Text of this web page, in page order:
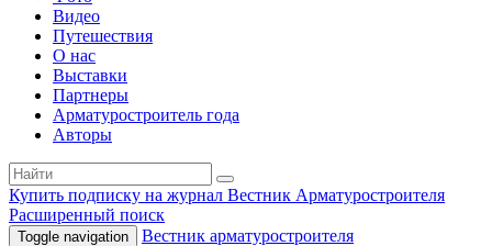
Видео
Путешествия
О нас
Выставки
Партнеры
Арматуростроитель года
Авторы
Купить подписку на журнал Вестник Арматуростроителя
Расширенный поиск
Toggle navigation Вестник арматуростроителя